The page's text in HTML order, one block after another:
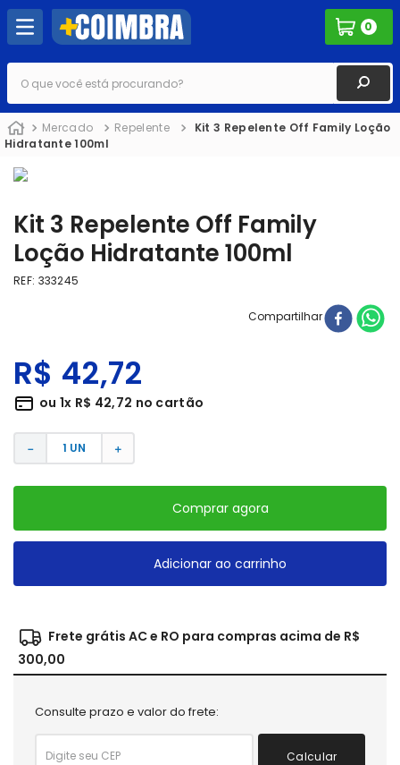
0
O que você está procurando?
Mercado Repelente
Kit 3 Repelente Off Family Loção
Hidratante 100ml
Kit 3 Repelente Off Family
Loção Hidratante 100ml
REF: 333245
Compartilhar
R$ 42,72
ou 1x R$ 42,72 no cartão
＋
－
Comprar agora
Adicionar ao carrinho
Frete grátis AC e RO para compras acima de R$
300,00
Consulte prazo e valor do frete:
Calcular